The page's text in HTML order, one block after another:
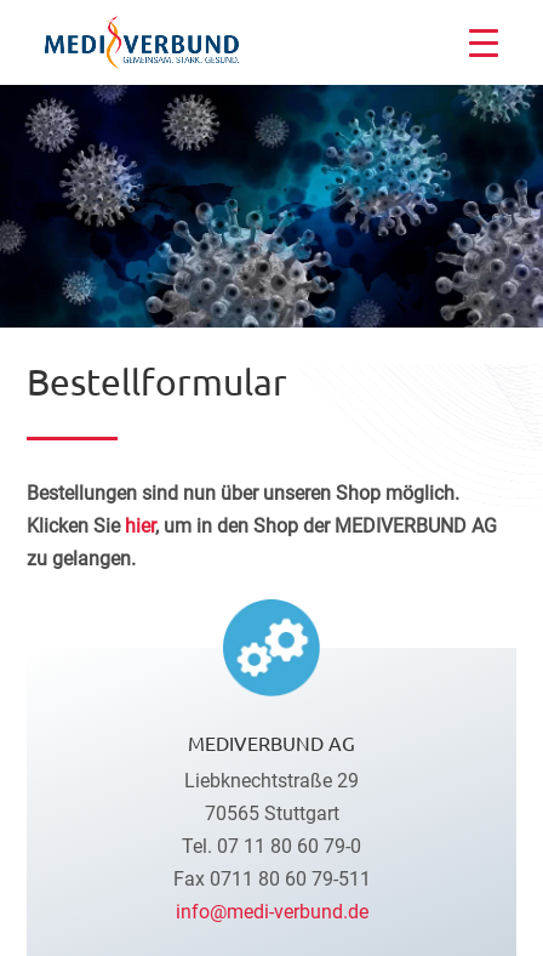
Bestellformular
Bestellungen sind nun über unseren Shop möglich.
Klicken Sie hier, um in den Shop der MEDIVERBUND AG
zu gelangen.
MEDIVERBUND AG
Liebknechtstraße 29
70565 Stuttgart
Tel. 07 11 80 60 79-0
Fax 0711 80 60 79-511
info@medi-verbund.de